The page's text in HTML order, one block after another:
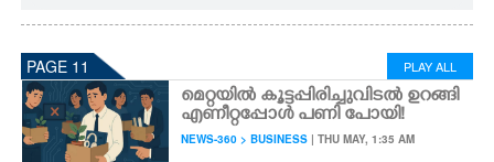
PAGE 11 PLAY ALL
മെറ്റയിൽ കൂട്ടപ്പിരിച്ചുവിടൽ ഉറങ്ങി
എണീറ്റപ്പോൾ പണി പോയി!
NEWS-360 > BUSINESS | THU MAY, 1:35 AM